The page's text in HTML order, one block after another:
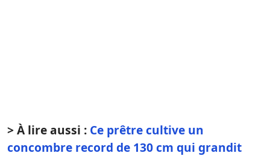
> À lire aussi : Ce prêtre cultive un
concombre record de 130 cm qui grandit